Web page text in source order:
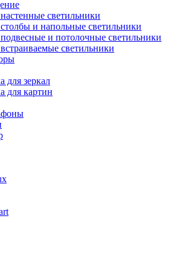
светильники
и напольные светильники
и потолочные светильники
светильники
для зеркал
для картин